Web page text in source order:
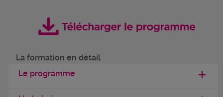
La formation en détail
Le programme